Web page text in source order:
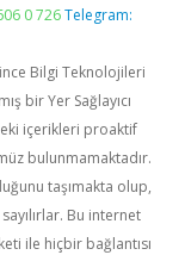
0 726 Telegram:
Bilgi Teknolojileri
bir Yer Sağlayıcı
içerikleri proaktif
bulunmamaktadır.
taşımakta olup,
Bu internet
ile hiçbir bağlantısı